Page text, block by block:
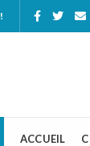
ACCUEIL